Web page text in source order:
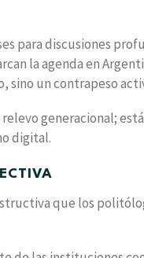
para discusiones
la agenda en
sino un contrapeso
generacional;
digital.
que los